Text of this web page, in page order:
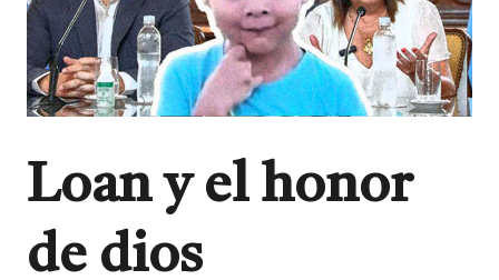
Loan y el honor
de dios